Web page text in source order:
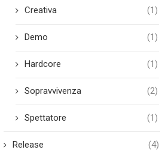
Creativa (1)
Demo (1)
Hardcore (1)
Sopravvivenza (2)
Spettatore (1)
Release (4)